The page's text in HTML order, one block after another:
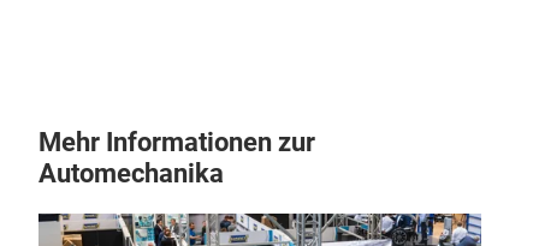
Mehr Informationen zur
Automechanika